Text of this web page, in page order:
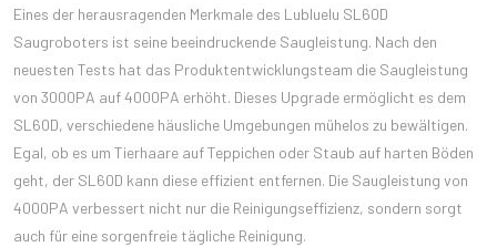
Eines der herausragenden Merkmale des Lubluelu SL60D
Saugroboters ist seine beeindruckende Saugleistung. Nach den
neuesten Tests hat das Produktentwicklungsteam die Saugleistung
von 3000PA auf 4000PA erhöht. Dieses Upgrade ermöglicht es dem
SL60D, verschiedene häusliche Umgebungen mühelos zu bewältigen.
Egal, ob es um Tierhaare auf Teppichen oder Staub auf harten Böden
geht, der SL60D kann diese effizient entfernen. Die Saugleistung von
4000PA verbessert nicht nur die Reinigungseffizienz, sondern sorgt
auch für eine sorgenfreie tägliche Reinigung.